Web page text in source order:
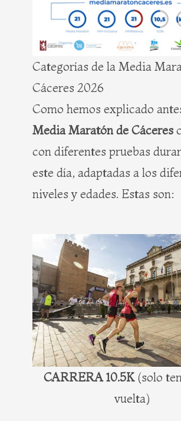
Categorías de la Media
Cáceres 2026
Como hemos explicado
Media Maratón de Cáceres
con diferentes pruebas
este día, adaptadas a los
niveles y edades. Estas son:
CARRERA 10.5K(solo
vuelta)